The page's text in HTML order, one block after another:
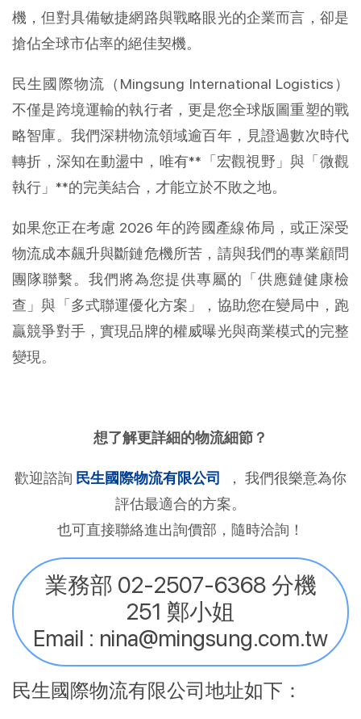
機，但對具備敏捷網路與戰略眼光的企業而言，卻是
搶佔全球市佔率的絕佳契機。
民生國際物流（Mingsung International Logistics）
不僅是跨境運輸的執行者，更是您全球版圖重塑的戰
略智庫。我們深耕物流領域逾百年，見證過數次時代
轉折，深知在動盪中，唯有**「宏觀視野」與「微觀
執行」**的完美結合，才能立於不敗之地。
如果您正在考慮 2026 年的跨國產線佈局，或正深受
物流成本飆升與斷鏈危機所苦，請與我們的專業顧問
團隊聯繫。我們將為您提供專屬的「供應鏈健康檢
查」與「多式聯運優化方案」，協助您在變局中，跑
贏競爭對手，實現品牌的權威曝光與商業模式的完整
變現。
想了解更詳細的物流細節？
歡迎諮詢 民生國際物流有限公司
， 我們很樂意為你
評估最適合的方案。
也可直接聯絡進出詢價部，隨時洽詢！
業務部 02-2507-6368 分機
251 鄭小姐
Email : nina@mingsung.com.tw
民生國際物流有限公司地址如下：